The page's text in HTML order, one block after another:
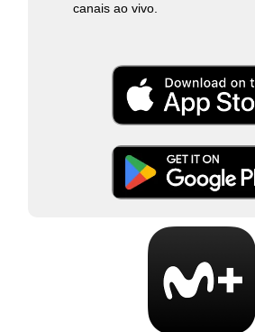
canais ao vivo.